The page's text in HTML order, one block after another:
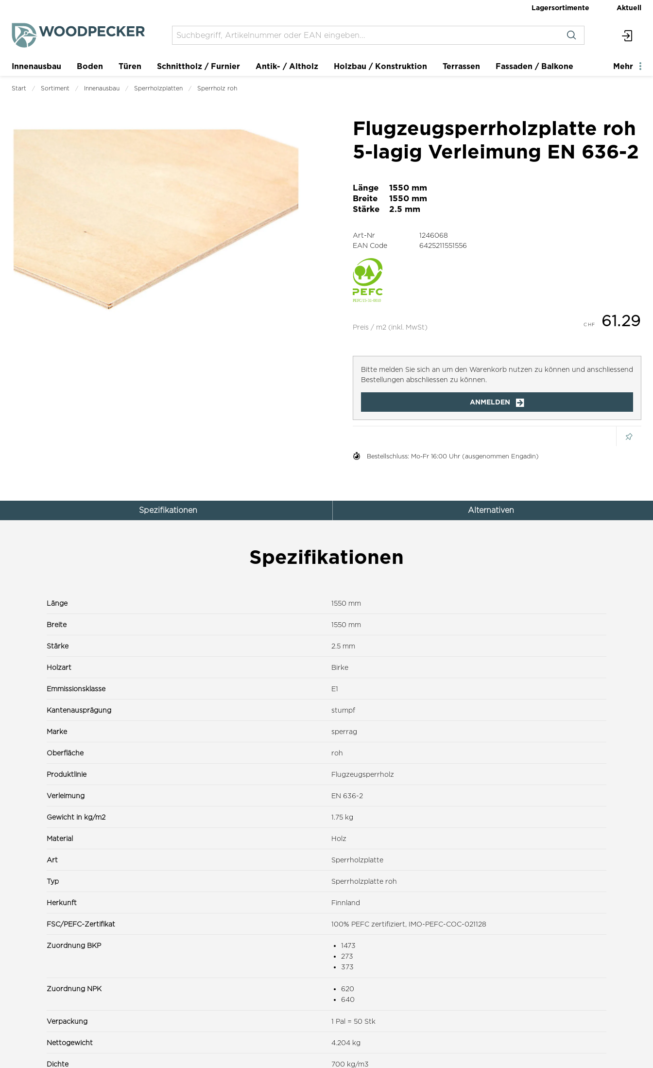
Lagersortimente Aktuell
Innenausbau Boden Türen Schnittholz / Furnier Antik- / Altholz Holzbau / Konstruktion Terrassen Fassaden / Balkone
Trockenbau Planer
Mehr
Start Sortiment Innenausbau Sperrholzplatten Sperrholz roh
Flugzeugsperrholzplatte roh
5-lagig Verleimung EN 636-2
Länge
1550 mm
Breite
1550 mm
Stärke
2.5 mm
Preis / m2 (inkl. MwSt) 61.29
Bitte melden Sie sich an um den Warenkorb nutzen zu können und anschliessend
Bestellungen abschliessen zu können.
ANMELDEN
Bestellschluss: Mo-Fr 16:00 Uhr (ausgenommen Engadin)
Art-Nr
1246068
EAN Code
6425211551556
Spezifikationen Alternativen
Spezifikationen
Länge 1550 mm
Breite 1550 mm
Stärke 2.5 mm
Holzart Birke
Emmissionsklasse E1
Kantenausprägung stumpf
Marke sperrag
Oberfläche roh
Produktlinie Flugzeugsperrholz
Verleimung EN 636-2
Gewicht in kg/m2 1.75 kg
Material Holz
Art Sperrholzplatte
Typ Sperrholzplatte roh
Herkunft Finnland
FSC/PEFC-Zertifikat 100% PEFC zertifiziert, IMO-PEFC-COC-021128
Zuordnung BKP
1473
273
373
Zuordnung NPK
620
640
Verpackung 1 Pal = 50 Stk
Nettogewicht 4.204 kg
Dichte 700 kg/m3